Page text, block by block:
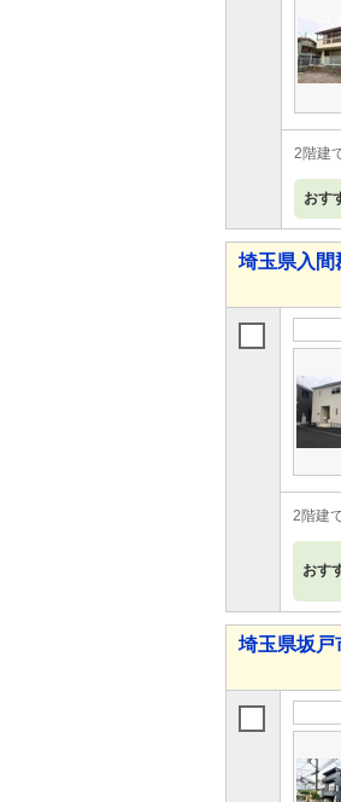
2階建
おす
埼玉県入間
2階建
おす
埼玉県坂戸